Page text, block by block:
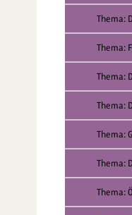
Thema:
Thema:
Thema:
Thema:
Thema:
Thema:
Thema: